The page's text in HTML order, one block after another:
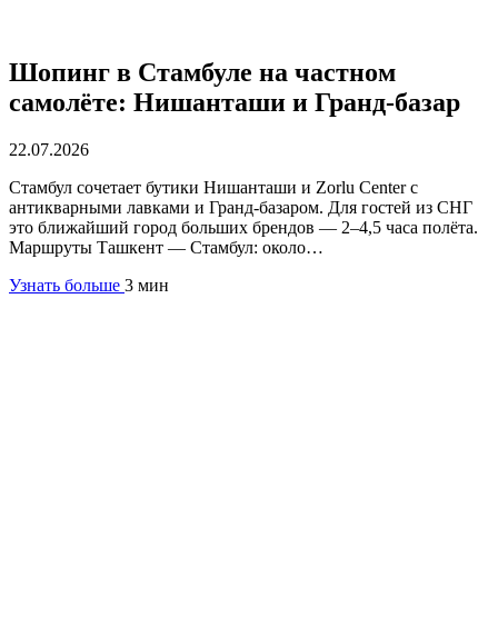
Шопинг в Стамбуле на частном
самолёте: Нишанташи и Гранд-базар
22.07.2026
Стамбул сочетает бутики Нишанташи и Zorlu Center с
антикварными лавками и Гранд-базаром. Для гостей из СНГ
это ближайший город больших брендов — 2–4,5 часа полёта.
Маршруты Ташкент — Стамбул: около…
Узнать больше 3 мин